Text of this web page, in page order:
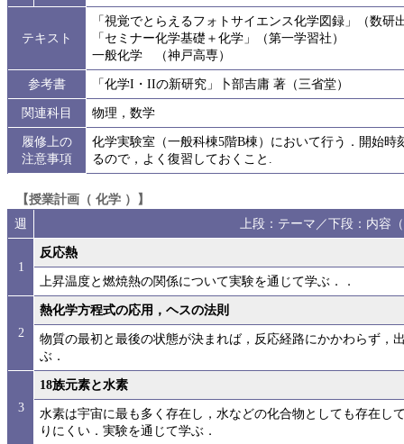
テキスト
「視覚でとらえるフォトサイエンス化学図録」（数研
「セミナー化学基礎＋化学」（第一学習社）
一般化学 （神戸高専）
参考書
「化学I・IIの新研究」卜部吉庸 著（三省堂）
関連科目
物理，数学
履修上の
注意事項
化学実験室（一般科棟5階B棟）において行う．開始
るので，よく復習しておくこと.
【授業計画（ 化学 ）】
週
上段：テーマ／下段：内容
1
反応熱
上昇温度と燃焼熱の関係について実験を通じて学ぶ．．
2
熱化学方程式の応用，ヘスの法則
物質の最初と最後の状態が決まれば，反応経路にかかわらず，
ぶ．
3
18族元素と水素
水素は宇宙に最も多く存在し，水などの化合物としても存在し
りにくい．実験を通じて学ぶ．